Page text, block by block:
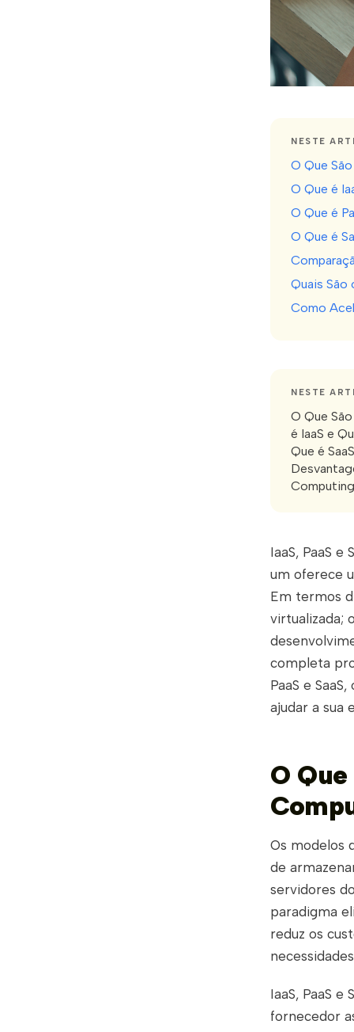
NESTE
O Que
O Que é
O Que é
O Que é
Quais
Como
NESTE
O Que
é IaaS e
Que é
IaaS, PaaS
um oferece
Em termos
virtualizada; o
completa
PaaS e
ajudar a sua
O
Os modelos
de
servidores
paradigma
reduz os
IaaS, PaaS
fornecedor